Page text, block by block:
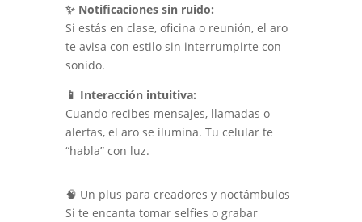
✨ Notificaciones sin ruido:
Si estás en clase, oficina o reunión, el aro
te avisa con estilo sin interrumpirte con
sonido.
📱 Interacción intuitiva:
Cuando recibes mensajes, llamadas o
alertas, el aro se ilumina. Tu celular te
“habla” con luz.
🧠 Un plus para creadores y noctámbulos
Si te encanta tomar selfies o grabar